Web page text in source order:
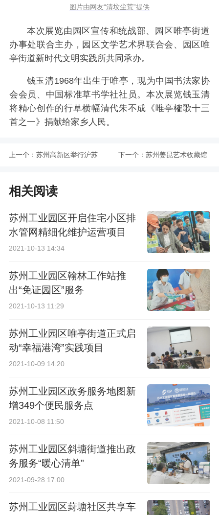
图片由网友“清坟尘荒”提供
本次展览由园区宣传和统战部、园区唯亭街道
办事处联合主办，园区文学艺术界联合会、园区唯
亭街道新时代文明实践所共同承办。
钱玉清1968年出生于唯亭，现为中国书法家协
会会员、中国标准草书学社社员。本次展览钱玉清
将精心创作的行草横幅清代朱不成《唯亭榷歌十三
首之一》捐献给家乡人民。
上一个： 苏州高新区举行沪苏 下一个： 苏州姜昆艺术收藏馆
相关阅读
苏州工业园区开启住宅小区排
水管网精细化维护运营项目
2021-10-13 14:34
苏州工业园区翰林工作站推
出“免证园区”服务
2021-10-13 11:29
苏州工业园区唯亭街道正式启
动“幸福港湾”实践项目
2021-10-09 14:20
苏州工业园区政务服务地图新
增349个便民服务点
2021-10-08 11:50
苏州工业园区斜塘街道推出政
务服务“暖心清单”
2021-09-28 17:00
苏州工业园区葑塘社区共享车